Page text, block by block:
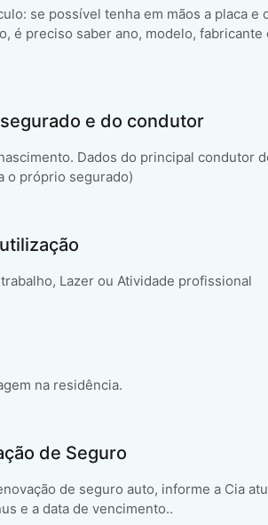
se possível tenha em mãos a placa e
é preciso saber ano, modelo, fabricante
e do condutor
Dados do principal condutor
o próprio segurado)
Lazer ou Atividade profissional
na residência.
de Seguro
de seguro auto, informe a Cia
e a data de vencimento..